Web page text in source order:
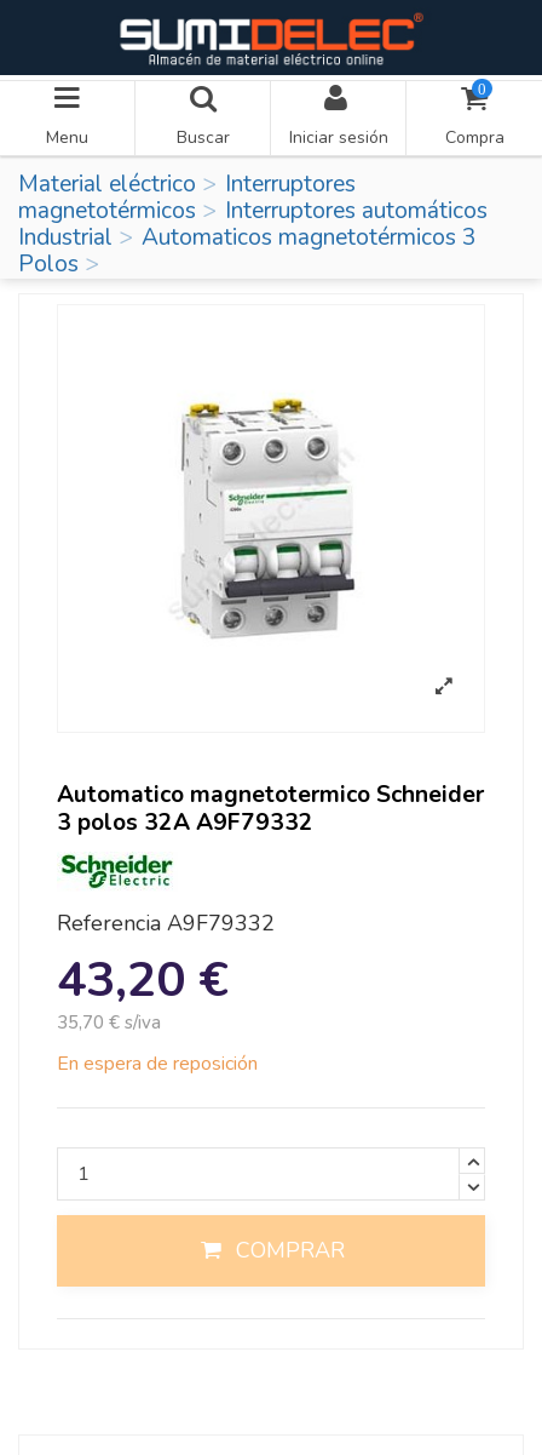
Menu Buscar Iniciar sesión
0
Compra
Material eléctrico
Interruptores
magnetotérmicos
Interruptores automáticos
Industrial
Automaticos magnetotérmicos 3
Polos
Automatico magnetotermico Schneider
3 polos 32A A9F79332
Referencia A9F79332
43,20 €
35,70 € s/iva
En espera de reposición
COMPRAR